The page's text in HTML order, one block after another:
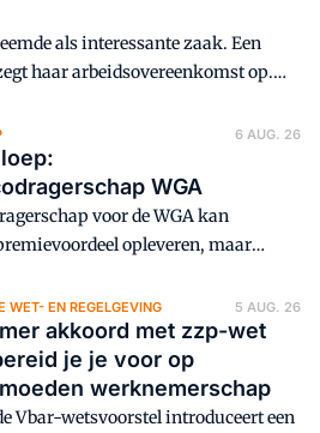
als interessante zaak. Een
haar arbeidsovereenkomst op.
6 AUG. 26
WGA
voor de WGA kan
opleveren, maar
risico's mee.
Léone Bource en
vertellen wat het Handboek niet
WET- EN REGELGEVING 5 AUG. 26
akkoord met zzp-wet
je je voor op
werknemerschap
Vbar-wetsvoorstel introduceert een